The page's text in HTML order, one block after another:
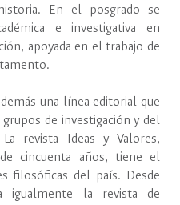
En el posgrado se
e investigativa en
apoyada en el trabajo de
una línea editorial que
de investigación y del
revista Ideas y Valores,
cincuenta años, tiene el
filosóficas del país. Desde
igualmente la revista de